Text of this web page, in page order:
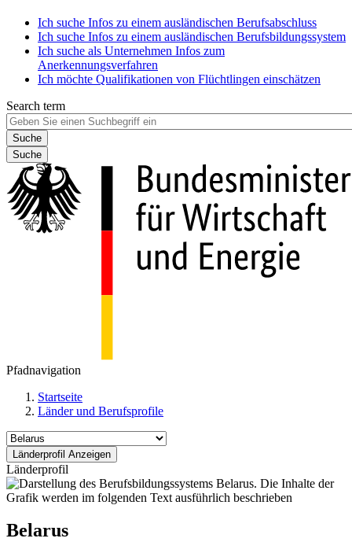
Ich suche Infos zu einem ausländischen Berufsabschluss
Ich suche Infos zu einem ausländischen Berufsbildungssystem
Ich suche als Unternehmen Infos zum
Anerkennungsverfahren
Ich möchte Qualifikationen von Flüchtlingen einschätzen
Search term
Suche
Pfadnavigation
Startseite
Länder und Berufsprofile
Länderprofil
Belarus